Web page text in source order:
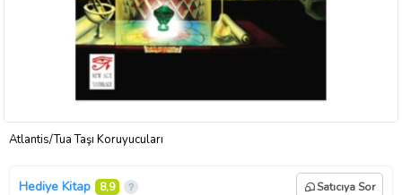
Atlantis/Tua Taşı Koruyucuları
Hediye Kitap 8,9 Satıcıya Sor